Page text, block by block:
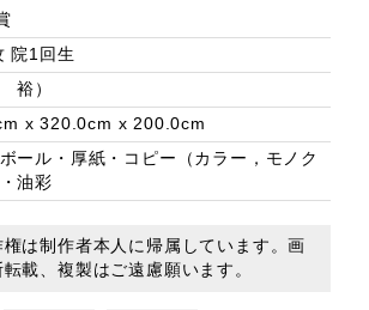
院1回生
裕）
x 320.0cm x 200.0cm
ール・厚紙・コピー（カラー，モノク
油彩
は制作者本人に帰属しています。画
載、複製はご遠慮願います。